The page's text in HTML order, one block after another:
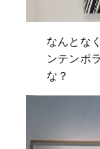
なんとな
ンテンポ
な？